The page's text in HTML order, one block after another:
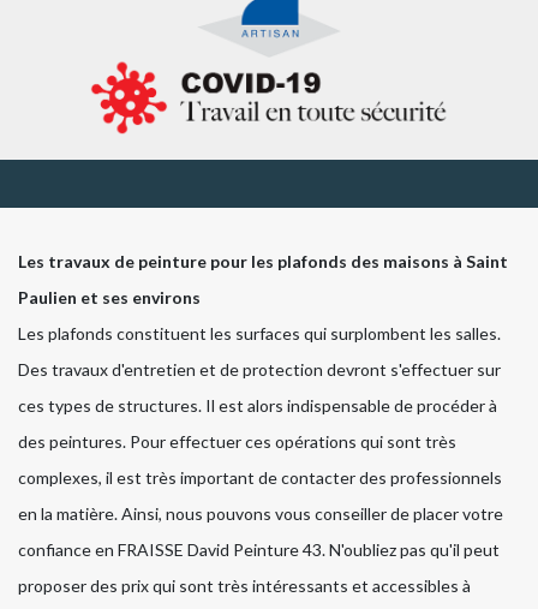
Les travaux de peinture pour les plafonds des maisons à Saint
Paulien et ses environs
Les plafonds constituent les surfaces qui surplombent les salles.
Des travaux d'entretien et de protection devront s'effectuer sur
ces types de structures. Il est alors indispensable de procéder à
des peintures. Pour effectuer ces opérations qui sont très
complexes, il est très important de contacter des professionnels
en la matière. Ainsi, nous pouvons vous conseiller de placer votre
confiance en FRAISSE David Peinture 43. N'oubliez pas qu'il peut
proposer des prix qui sont très intéressants et accessibles à